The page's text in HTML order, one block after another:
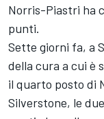
Norris-Piastri ha
punti.
Sette giorni fa, a
della cura a cui è
il quarto posto di
Silverstone, le